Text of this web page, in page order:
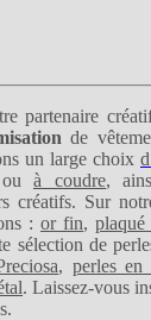
partenaire
de
un large choix
à coudre,
créatifs. Sur
: or fin, plaqué
sélection de
, perles en
. Laissez-vous